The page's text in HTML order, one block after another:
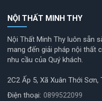
NỘI THẤT MINH THY
Nội Thất Minh Thy luôn sẵn
mang đến giải pháp nội thất
nhu cầu của Quý khách.
2C2 Ấp 5, Xã Xuân Thới
Điện thoại: 0899522099